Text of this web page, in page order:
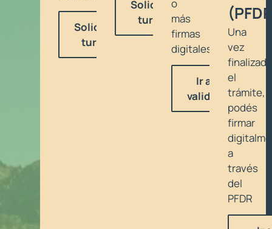
Solicitar
turno
Solicitar
turno
o
más
firmas
digitales
Ir a
validar
Una
vez
el
trámite,
podés
firmar
a
través
del
PFDR